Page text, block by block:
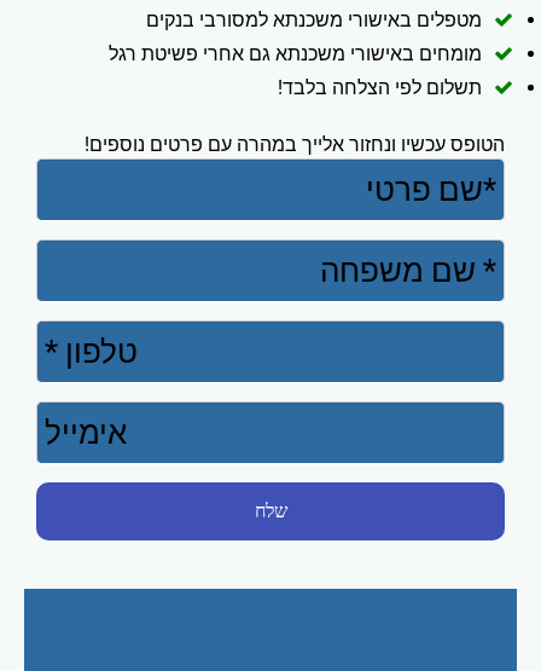
מטפלים באישורי משכנתא למסורבי בנקים
מומחים באישורי משכנתא גם אחרי פשיטת רגל
תשלום לפי הצלחה בלבד!
הטופס עכשיו ונחזור אלייך במהרה עם פרטים נוספים!